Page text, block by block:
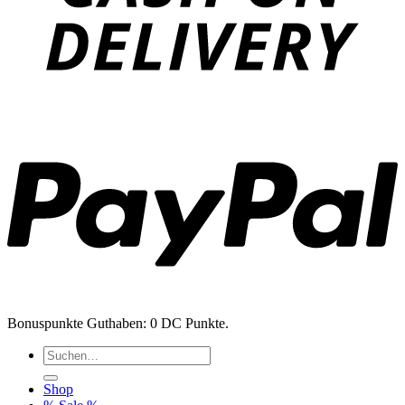
Bonuspunkte Guthaben: 0 DC Punkte.
Suchen
nach:
Shop